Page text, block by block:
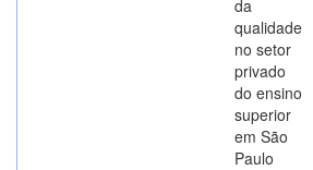
da
qualidade
no setor
privado
do ensino
superior
em São
Paulo